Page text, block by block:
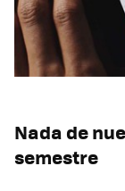
Nada de
semestre